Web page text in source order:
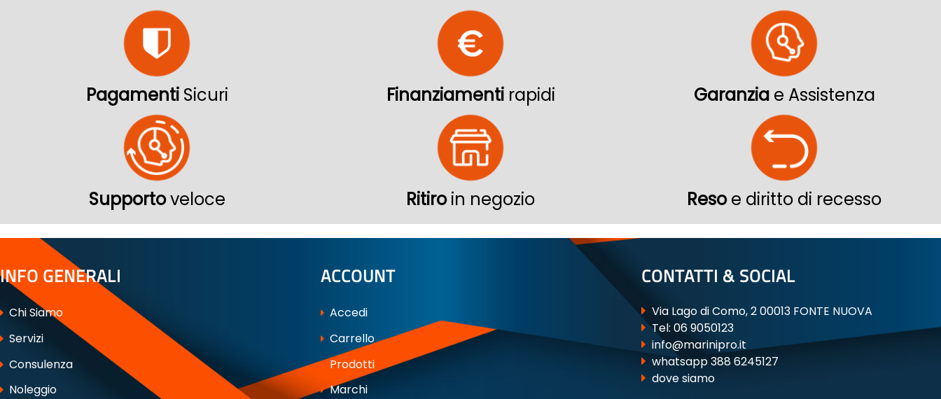
Pagamenti Sicuri Finanziamenti rapidi Garanzia e Assistenza
Supportoveloce Ritiroin negozio Resoe diritto di recesso
INFO GENERALI
Chi Siamo
Servizi
Consulenza
Noleggio
ACCOUNT
Accedi
Carrello
Prodotti
Marchi
CONTATTI & SOCIAL
Via Lago di Como, 2 00013 FONTE NUOVA
Tel: 06 9050123
info@marinipro.it
whatsapp 388 6245127
dove siamo